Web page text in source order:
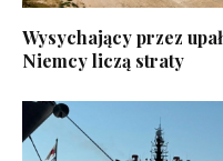
Wysychający przez
Niemcy liczą straty